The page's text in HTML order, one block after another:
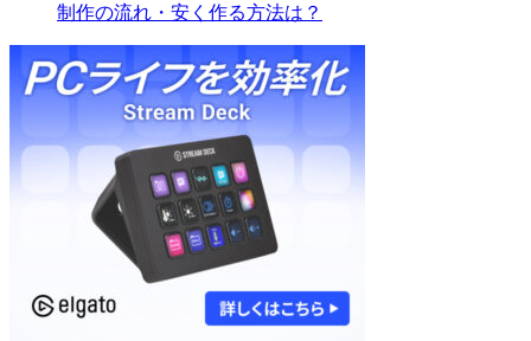
制作の流れ・安く作る方法は？
Elgato:SP